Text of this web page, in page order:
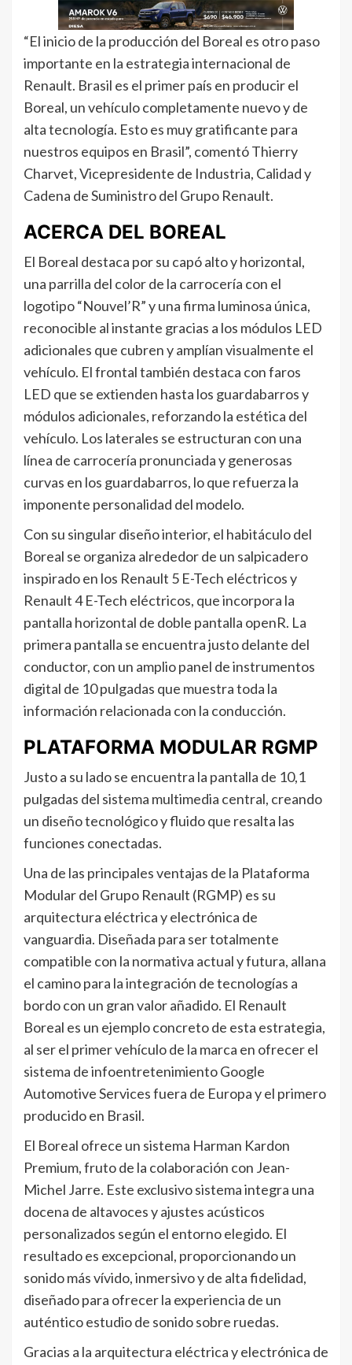
“El inicio de la producción del Boreal es otro paso
importante en la estrategia internacional de
Renault. Brasil es el primer país en producir el
Boreal, un vehículo completamente nuevo y de
alta tecnología. Esto es muy gratificante para
nuestros equipos en Brasil”, comentó Thierry
Charvet, Vicepresidente de Industria, Calidad y
Cadena de Suministro del Grupo Renault.
ACERCA DEL BOREAL
El Boreal destaca por su capó alto y horizontal,
una parrilla del color de la carrocería con el
logotipo “Nouvel’R” y una firma luminosa única,
reconocible al instante gracias a los módulos LED
adicionales que cubren y amplían visualmente el
vehículo. El frontal también destaca con faros
LED que se extienden hasta los guardabarros y
módulos adicionales, reforzando la estética del
vehículo. Los laterales se estructuran con una
línea de carrocería pronunciada y generosas
curvas en los guardabarros, lo que refuerza la
imponente personalidad del modelo.
Con su singular diseño interior, el habitáculo del
Boreal se organiza alrededor de un salpicadero
inspirado en los Renault 5 E-Tech eléctricos y
Renault 4 E-Tech eléctricos, que incorpora la
pantalla horizontal de doble pantalla openR. La
primera pantalla se encuentra justo delante del
conductor, con un amplio panel de instrumentos
digital de 10 pulgadas que muestra toda la
información relacionada con la conducción.
PLATAFORMA MODULAR RGMP
Justo a su lado se encuentra la pantalla de 10,1
pulgadas del sistema multimedia central, creando
un diseño tecnológico y fluido que resalta las
funciones conectadas.
Una de las principales ventajas de la Plataforma
Modular del Grupo Renault (RGMP) es su
arquitectura eléctrica y electrónica de
vanguardia. Diseñada para ser totalmente
compatible con la normativa actual y futura, allana
el camino para la integración de tecnologías a
bordo con un gran valor añadido. El Renault
Boreal es un ejemplo concreto de esta estrategia,
al ser el primer vehículo de la marca en ofrecer el
sistema de infoentretenimiento Google
Automotive Services fuera de Europa y el primero
producido en Brasil.
El Boreal ofrece un sistema Harman Kardon
Premium, fruto de la colaboración con Jean-
Michel Jarre. Este exclusivo sistema integra una
docena de altavoces y ajustes acústicos
personalizados según el entorno elegido. El
resultado es excepcional, proporcionando un
sonido más vívido, inmersivo y de alta fidelidad,
diseñado para ofrecer la experiencia de un
auténtico estudio de sonido sobre ruedas.
Gracias a la arquitectura eléctrica y electrónica de